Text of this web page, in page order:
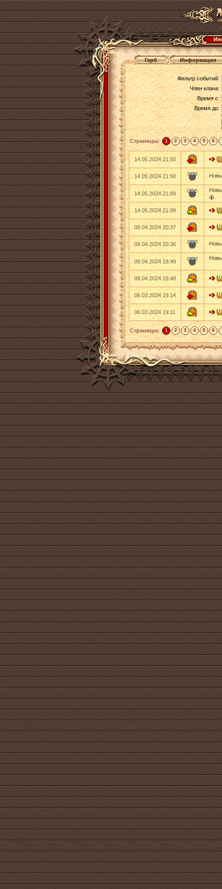
Герб Информация
Фильтр событий:
Член клана:
Время с:
Время до:
Страницы: 1 2 3 4 5 6
14.05.2024 21:50
14.05.2024 21:50
14.05.2024 21:09
.
14.05.2024 21:09
09.04.2024 20:37
09.04.2024 20:36
09.04.2024 19:49
.
09.04.2024 19:48
06.03.2024 19:14
06.03.2024 19:11
Страницы: 1 2 3 4 5 6